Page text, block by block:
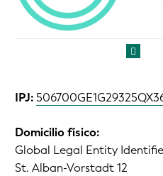
IPJ:
Domicilio físico:
Global Legal Entity
St. Alban-Vorstadt 12